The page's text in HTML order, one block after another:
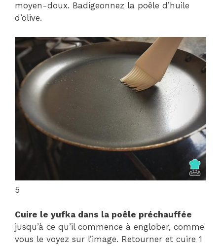
moyen-doux. Badigeonnez la poêle d’huile
d’olive.
5
Cuire le yufka dans la poêle préchauffée
jusqu’à ce qu’il commence à englober, comme
vous le voyez sur l’image. Retourner et cuire 1